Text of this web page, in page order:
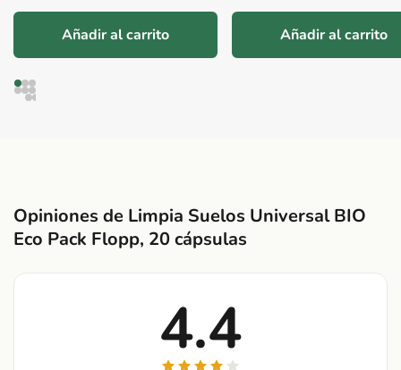
Añadir al carrito Añadir al carrito
Opiniones de Limpia Suelos Universal BIO
Eco Pack Flopp, 20 cápsulas
4.4